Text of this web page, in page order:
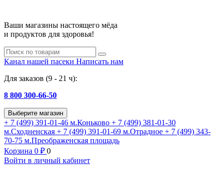
Ваши магазины настоящего мёда
и продуктов для здоровья!
Канал нашей пасеки Написать нам
Для заказов (9 - 21 ч):
8 800 300-66-50
Выберите магазин
+ 7 (499) 391-01-46 м.Коньково + 7 (499) 381-01-30
м.Сходненская + 7 (499) 391-01-69 м.Отрадное + 7 (499) 343-
70-75 м.Преображенская площадь
Корзина 0 ₽ 0
Войти в личный кабинет